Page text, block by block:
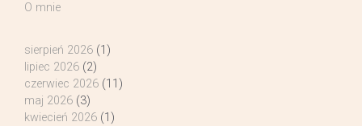
O mnie
sierpień 2026 (1)
lipiec 2026 (2)
czerwiec 2026 (11)
maj 2026 (3)
kwiecień 2026 (1)